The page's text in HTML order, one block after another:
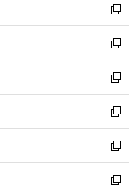
く
新
し
い
ウ
ィ
ン
ド
ウ
で
開
く
新
し
い
ウ
ィ
ン
ド
ウ
で
新
し
い
ウ
ィ
ン
ド
新
し
い
ウ
ィ
新
し
い
新